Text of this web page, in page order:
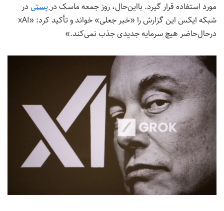
مورد استفاده قرار گیرد. بااین‌حال، روز جمعه ماسک درپستی در
شبکه ایکس این گزارش را «خبر جعلی» خواند و تأکید کرد: «xAI
درحال‌حاضر هیچ سرمایه جدیدی جذب نمی‌کند.»